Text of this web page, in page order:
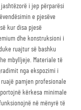
i jep përparësi
e pjesëve
kur disa pjesë
dhe konstruksioni i
ruajtur së bashku
mbylljeje. Materiale të
nga ekspozimi i
pamjen profesionale
kërkesa minimale
në mënyrë të